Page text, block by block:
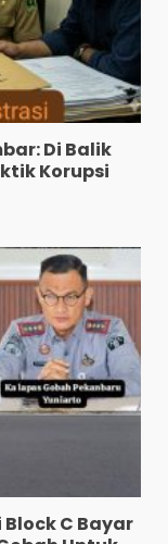
Di Balik
Korupsi
C Bayar